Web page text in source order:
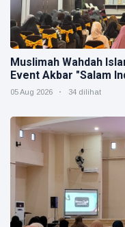
Muslimah Wahdah
Event Akbar "Salam
Muktamar V
05 Aug 2026 34 dilihat